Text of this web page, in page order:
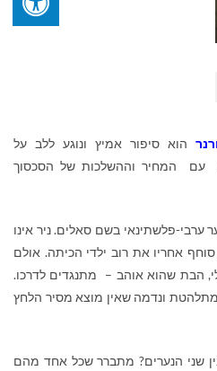
הוא סיפור אמיץ ונוגע ללב על
עם המחיר וההשלכות של הסכסוך
בן ה-11 מצטרף נער ערבי-פלשתינאי בשם סאלים. ניר אינו
אחריו את רוב ילדי הכיתה. אולם
הבת שהוא אוהב – מתנגדים לדרכו.
ונדמה שאין מוצא מסיר הלחץ
שני הנערים? מתברר שכל אחד מהם